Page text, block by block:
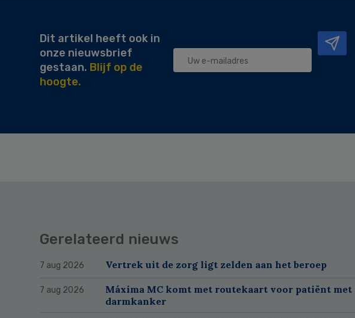
Dit artikel heeft ook in
onze nieuwsbrief
gestaan. Blijf op de
hoogte.
Gerelateerd nieuws
7 aug 2026 Vertrek uit de zorg ligt zelden aan het beroep
7 aug 2026
Máxima MC komt met routekaart voor patiënt met
darmkanker